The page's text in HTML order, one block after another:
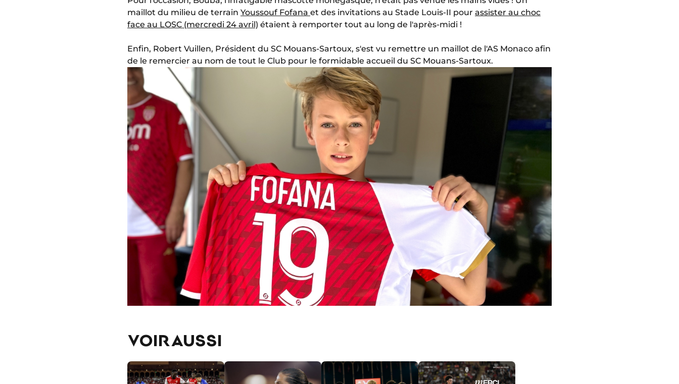
maillot du milieu de terrain Youssouf Fofana et des invitations au Stade Louis-II pour assister au choc
face au LOSC (mercredi 24 avril) étaient à remporter tout au long de l'après-midi !
Enfin, Robert Vuillen, Président du SC Mouans-Sartoux, s'est vu remettre un maillot de l'AS Monaco afin
de le remercier au nom de tout le Club pour le formidable accueil du SC Mouans-Sartoux.
VOIR AUSSI